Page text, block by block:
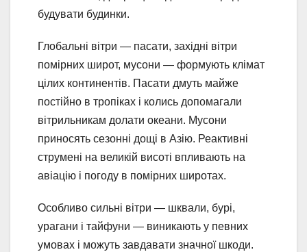
будувати будинки.
Глобальні вітри — пасати, західні вітри
помірних широт, мусони — формують клімат
цілих континентів. Пасати дмуть майже
постійно в тропіках і колись допомагали
вітрильникам долати океани. Мусони
приносять сезонні дощі в Азію. Реактивні
струмені на великій висоті впливають на
авіацію і погоду в помірних широтах.
Особливо сильні вітри — шквали, бурі,
урагани і тайфуни — виникають у певних
умовах і можуть завдавати значної шкоди.